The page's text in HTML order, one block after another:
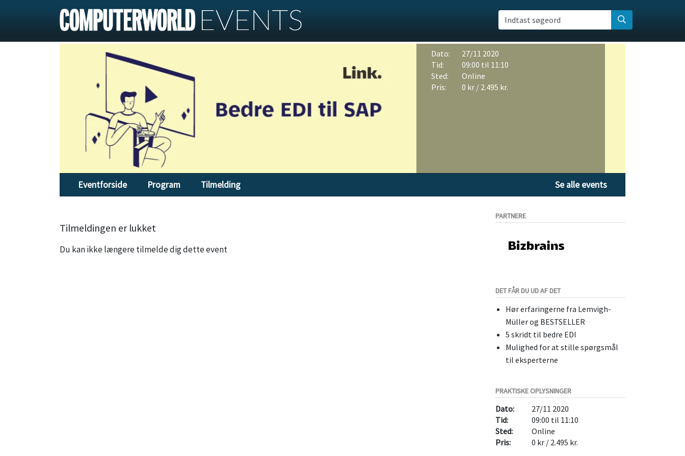
Indtast søgeord
Dato:
27/11 2020
Tid:
09:00 til 11:10
Sted:
Online
Pris:
0 kr / 2.495 kr.
Eventforside Program Tilmelding Se alle events
Tilmeldingen er lukket
Du kan ikke længere tilmelde dig dette event
PARTNERE
DET FÅR DU UD AF DET
Hør erfaringerne fra Lemvigh-
Müller og BESTSELLER
5 skridt til bedre EDI
Mulighed for at stille spørgsmål
til eksperterne
PRAKTISKE OPLYSNINGER
Dato:
27/11 2020
Tid:
09:00 til 11:10
Sted:
Online
Pris:
0 kr / 2.495 kr.